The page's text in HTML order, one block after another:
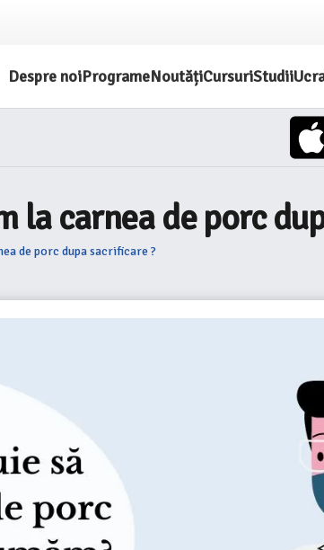
Despre noiProgrameNoutățiCursuriStudii
la carnea de porc
de porc dupa sacrificare ?